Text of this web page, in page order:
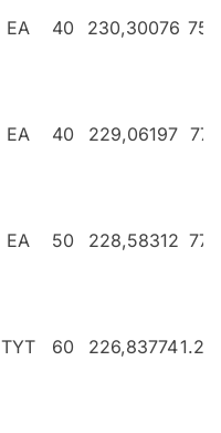
EA 40 230,30076
EA 40 229,06197
EA 50 228,58312
TYT 60 226,83774